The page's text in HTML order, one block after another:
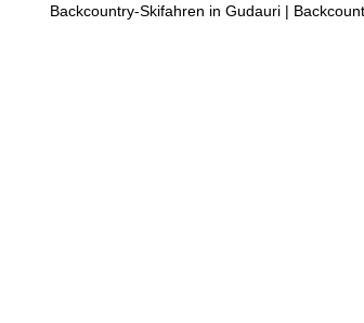
Backcountry-Skifahren in Gudauri |